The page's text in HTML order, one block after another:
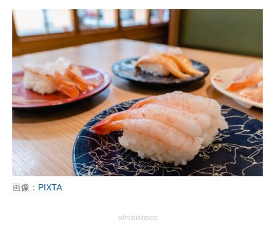
建設×テクノロジーの最前線
ちょっと気になるネットの話題
画像： PIXTA
advertisement